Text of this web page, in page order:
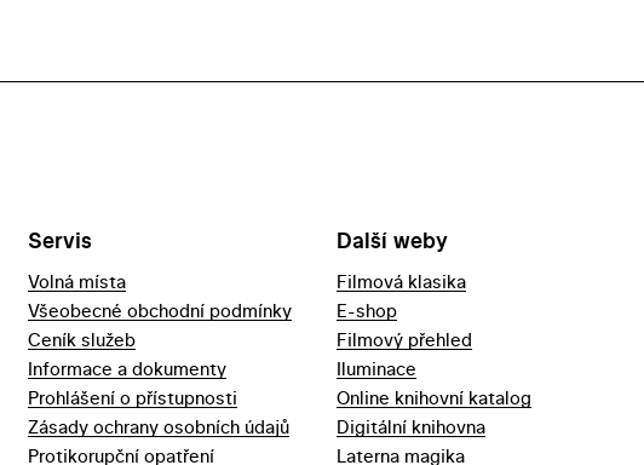
Servis
Volná místa
Všeobecné obchodní podmínky
Ceník služeb
Informace a dokumenty
Prohlášení o přístupnosti
Zásady ochrany osobních údajů
Protikorupční opatření
Další weby
Filmová klasika
E-shop
Filmový přehled
Iluminace
Online knihovní katalog
Digitální knihovna
Laterna magika